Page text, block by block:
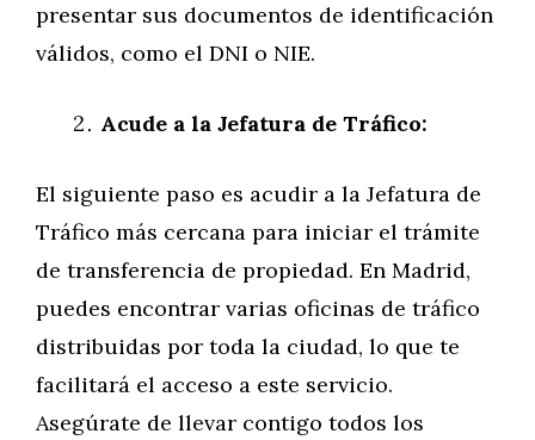
presentar sus documentos de identificación
válidos, como el DNI o NIE.
Acude a la Jefatura de Tráfico:
El siguiente paso es acudir a la Jefatura de
Tráfico más cercana para iniciar el trámite
de transferencia de propiedad. En Madrid,
puedes encontrar varias oficinas de tráfico
distribuidas por toda la ciudad, lo que te
facilitará el acceso a este servicio.
Asegúrate de llevar contigo todos los